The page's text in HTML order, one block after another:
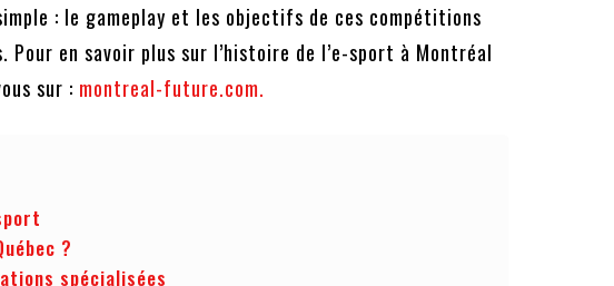
: le gameplay et les objectifs de ces compétitions
en savoir plus sur l’histoire de l’e-sport à Montréal
sur : montreal-future.com.
?
spécialisées